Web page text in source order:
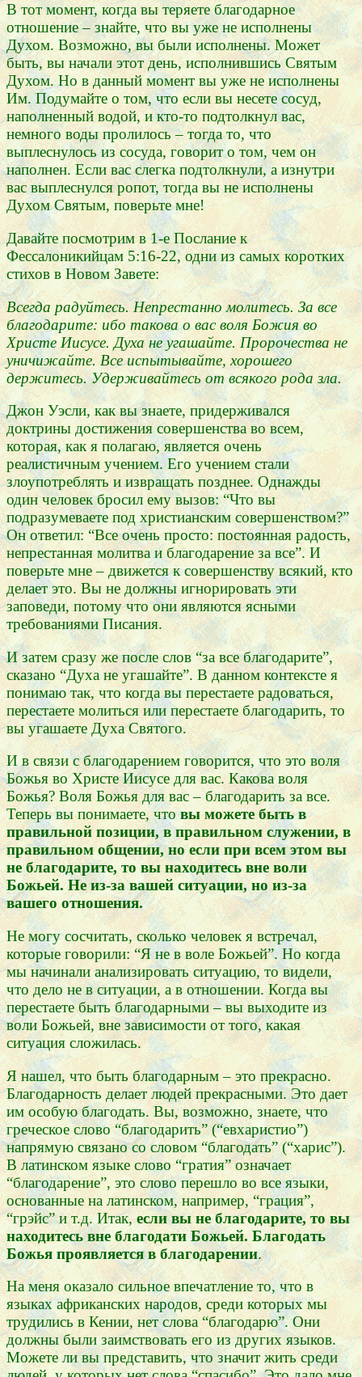
В тот момент, когда вы теряете благодарное
отношение – знайте, что вы уже не исполнены
Духом. Возможно, вы были исполнены. Может
быть, вы начали этот день, исполнившись Святым
Духом. Но в данный момент вы уже не исполнены
Им. Подумайте о том, что если вы несете сосуд,
наполненный водой, и кто-то подтолкнул вас,
немного воды пролилось – тогда то, что
выплеснулось из сосуда, говорит о том, чем он
наполнен. Если вас слегка подтолкнули, а изнутри
вас выплеснулся ропот, тогда вы не исполнены
Духом Святым, поверьте мне!
Давайте посмотрим в 1-е Послание к
Фессалоникийцам 5:16-22, одни из самых коротких
стихов в Новом Завете:
Всегда радуйтесь. Непрестанно молитесь. За все
благодарите: ибо такова о вас воля Божия во
Христе Иисусе. Духа не угашайте. Пророчества не
уничижайте. Все испытывайте, хорошего
держитесь. Удерживайтесь от всякого рода зла.
Джон Уэсли, как вы знаете, придерживался
доктрины достижения совершенства во всем,
которая, как я полагаю, является очень
реалистичным учением. Его учением стали
злоупотреблять и извращать позднее. Однажды
один человек бросил ему вызов: “Что вы
подразумеваете под христианским совершенством?”
Он ответил: “Все очень просто: постоянная радость,
непрестанная молитва и благодарение за все”. И
поверьте мне – движется к совершенству всякий, кто
делает это. Вы не должны игнорировать эти
заповеди, потому что они являются ясными
требованиями Писания.
И затем сразу же после слов “за все благодарите”,
сказано “Духа не угашайте”. В данном контексте я
понимаю так, что когда вы перестаете радоваться,
перестаете молиться или перестаете благодарить, то
вы угашаете Духа Святого.
И в связи с благодарением говорится, что это воля
Божья во Христе Иисусе для вас. Какова воля
Божья? Воля Божья для вас – благодарить за все.
Теперь вы понимаете, чтовы можете быть в
правильной позиции, в правильном служении, в
правильном общении, но если при всем этом вы
не благодарите, то вы находитесь вне воли
Божьей. Не из-за вашей ситуации, но из-за
вашего отношения.
Не могу сосчитать, сколько человек я встречал,
которые говорили: “Я не в воле Божьей”. Но когда
мы начинали анализировать ситуацию, то видели,
что дело не в ситуации, а в отношении. Когда вы
перестаете быть благодарными – вы выходите из
воли Божьей, вне зависимости от того, какая
ситуация сложилась.
Я нашел, что быть благодарным – это прекрасно.
Благодарность делает людей прекрасными. Это дает
им особую благодать. Вы, возможно, знаете, что
греческое слово “благодарить” (“евхаристио”)
напрямую связано со словом “благодать” (“харис”).
В латинском языке слово “гратия” означает
“благодарение”, это слово перешло во все языки,
основанные на латинском, например, “грация”,
“грэйс” и т.д. Итак,если вы не благодарите, то вы
находитесь вне благодати Божьей. Благодать
Божья проявляется в благодарении.
На меня оказало сильное впечатление то, что в
языках африканских народов, среди которых мы
трудились в Кении, нет слова “благодарю”. Они
должны были заимствовать его из других языков.
Можете ли вы представить, что значит жить среди